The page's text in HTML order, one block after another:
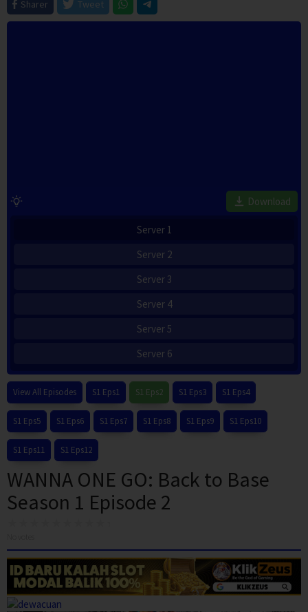
Sharer
Tweet
Download
Server 1
Server 2
Server 3
Server 4
Server 5
Server 6
View All Episodes S1 Eps1 S1 Eps2 S1 Eps3 S1 Eps4
S1 Eps5 S1 Eps6 S1 Eps7 S1 Eps8 S1 Eps9 S1 Eps10
S1 Eps11 S1 Eps12
WANNA ONE GO: Back to Base
Season 1 Episode 2